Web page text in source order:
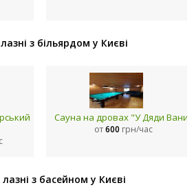
з більярдом у Києві
Сауна на дровах "У Дяди Вани"
от600 грн/час
з басейном у Києві